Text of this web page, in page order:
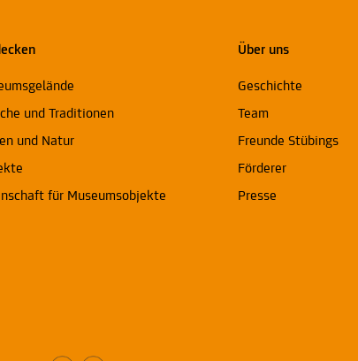
und Traditionen
und Natur
für Museumsobjekte
Über uns
Geschichte
Team
Freunde Stübings
Förderer
Presse